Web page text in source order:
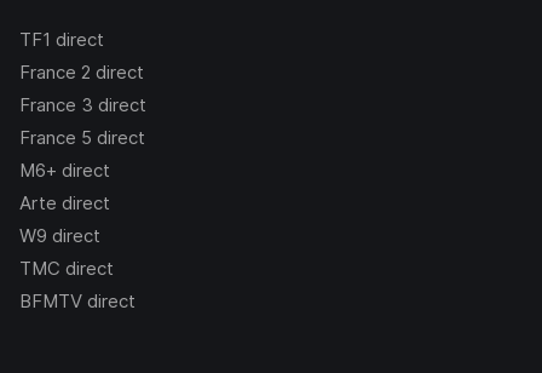
TF1 direct
France 2 direct
France 3 direct
France 5 direct
M6+ direct
Arte direct
W9 direct
TMC direct
BFMTV direct